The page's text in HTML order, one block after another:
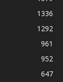
1336
1292
961
952
647